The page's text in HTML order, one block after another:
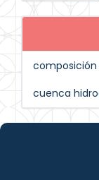
cuenca